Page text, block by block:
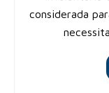
considerada